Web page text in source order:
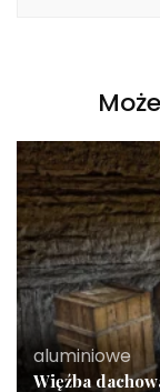
aluminiowe
Więźba